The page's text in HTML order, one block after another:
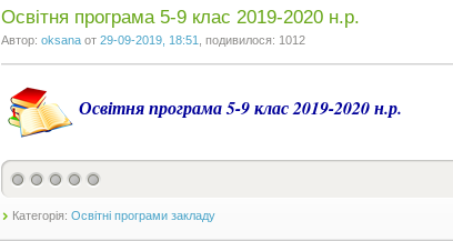
Освітня програма 5-9 клас 2019-2020 н.р.
Автор: oksana от 29-09-2019, 18:51 , подивилося: 1012
Освітня програма 5-9 клас 2019-2020 н.р.
Категорія: Освітні програми закладу